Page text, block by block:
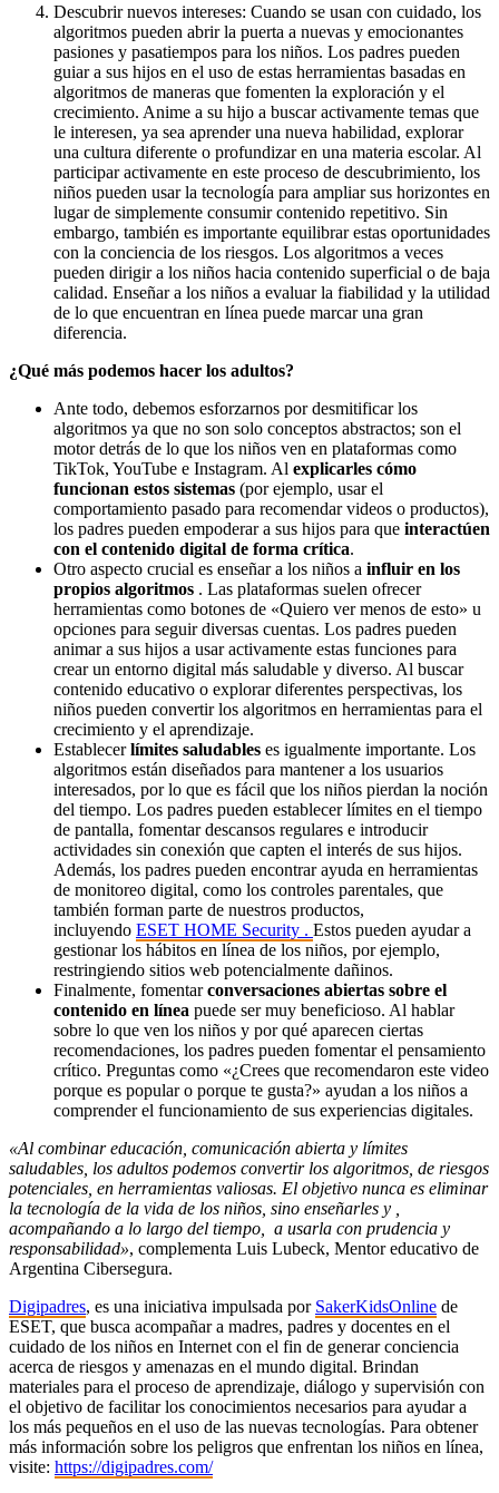
Descubrir nuevos intereses: Cuando se usan con cuidado, los
algoritmos pueden abrir la puerta a nuevas y emocionantes
pasiones y pasatiempos para los niños. Los padres pueden
guiar a sus hijos en el uso de estas herramientas basadas en
algoritmos de maneras que fomenten la exploración y el
crecimiento. Anime a su hijo a buscar activamente temas que
le interesen, ya sea aprender una nueva habilidad, explorar
una cultura diferente o profundizar en una materia escolar. Al
participar activamente en este proceso de descubrimiento, los
niños pueden usar la tecnología para ampliar sus horizontes en
lugar de simplemente consumir contenido repetitivo. Sin
embargo, también es importante equilibrar estas oportunidades
con la conciencia de los riesgos. Los algoritmos a veces
pueden dirigir a los niños hacia contenido superficial o de baja
calidad. Enseñar a los niños a evaluar la fiabilidad y la utilidad
de lo que encuentran en línea puede marcar una gran
diferencia.
¿Qué más podemos hacer los adultos?
Ante todo, debemos esforzarnos por desmitificar los
algoritmos ya que no son solo conceptos abstractos; son el
motor detrás de lo que los niños ven en plataformas como
TikTok, YouTube e Instagram. Al explicarles cómo
funcionan estos sistemas (por ejemplo, usar el
comportamiento pasado para recomendar videos o productos),
los padres pueden empoderar a sus hijos para que interactúen
con el contenido digital de forma crítica.
Otro aspecto crucial es enseñar a los niños a influir en los
propios algoritmos . Las plataformas suelen ofrecer
herramientas como botones de «Quiero ver menos de esto» u
opciones para seguir diversas cuentas. Los padres pueden
animar a sus hijos a usar activamente estas funciones para
crear un entorno digital más saludable y diverso. Al buscar
contenido educativo o explorar diferentes perspectivas, los
niños pueden convertir los algoritmos en herramientas para el
crecimiento y el aprendizaje.
Establecerlímites saludables es igualmente importante. Los
algoritmos están diseñados para mantener a los usuarios
interesados, por lo que es fácil que los niños pierdan la noción
del tiempo. Los padres pueden establecer límites en el tiempo
de pantalla, fomentar descansos regulares e introducir
actividades sin conexión que capten el interés de sus hijos.
Además, los padres pueden encontrar ayuda en herramientas
de monitoreo digital, como los controles parentales, que
también forman parte de nuestros productos,
incluyendo ESET HOME Security . Estos pueden ayudar a
gestionar los hábitos en línea de los niños, por ejemplo,
restringiendo sitios web potencialmente dañinos.
Finalmente, fomentarconversaciones abiertas sobre el
contenido en línea puede ser muy beneficioso. Al hablar
sobre lo que ven los niños y por qué aparecen ciertas
recomendaciones, los padres pueden fomentar el pensamiento
crítico. Preguntas como «¿Crees que recomendaron este video
porque es popular o porque te gusta?» ayudan a los niños a
comprender el funcionamiento de sus experiencias digitales.
«Al combinar educación, comunicación abierta y límites
saludables, los adultos podemos convertir los algoritmos, de riesgos
potenciales, en herramientas valiosas. El objetivo nunca es eliminar
la tecnología de la vida de los niños, sino enseñarles y ,
acompañando a lo largo del tiempo, a usarla con prudencia y
responsabilidad», complementa Luis Lubeck, Mentor educativo de
Argentina Cibersegura.
Digipadres, es una iniciativa impulsada por SakerKidsOnline de
ESET, que busca acompañar a madres, padres y docentes en el
cuidado de los niños en Internet con el fin de generar conciencia
acerca de riesgos y amenazas en el mundo digital. Brindan
materiales para el proceso de aprendizaje, diálogo y supervisión con
el objetivo de facilitar los conocimientos necesarios para ayudar a
los más pequeños en el uso de las nuevas tecnologías. Para obtener
más información sobre los peligros que enfrentan los niños en línea,
visite: https://digipadres.com/